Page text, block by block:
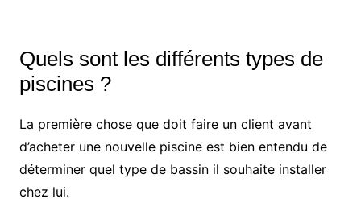
Quels sont les différents types de
piscines ?
La première chose que doit faire un client avant
d’acheter une nouvelle piscine est bien entendu de
déterminer quel type de bassin il souhaite installer
chez lui.